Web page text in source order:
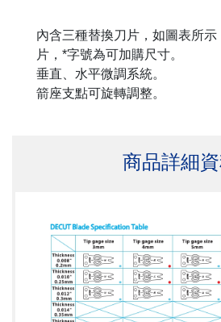
內含三種替換刀片，如圖表所示
片，*字號為可加購尺寸。
垂直、水平微調系統。
箭座支點可旋轉調整。
商品詳細